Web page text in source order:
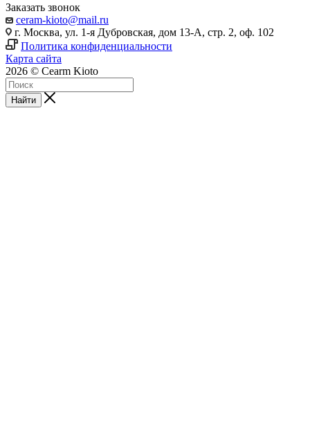
Заказать звонок
ceram-kioto@mail.ru
г. Москва, ул. 1-я Дубровская, дом 13-А, стр. 2, оф. 102
Политика конфиденциальности
Карта сайта
2026 © Cearm Kioto
Найти